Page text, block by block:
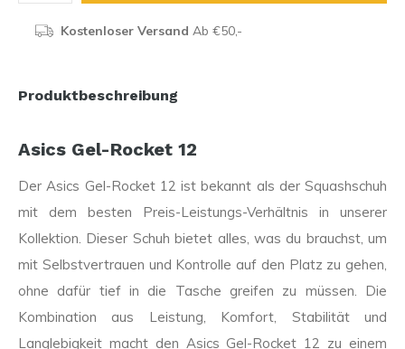
Kostenloser Versand Ab €50,-
Produktbeschreibung
Asics Gel-Rocket 12
Der Asics Gel-Rocket 12 ist bekannt als der Squashschuh
mit dem besten Preis-Leistungs-Verhältnis in unserer
Kollektion. Dieser Schuh bietet alles, was du brauchst, um
mit Selbstvertrauen und Kontrolle auf den Platz zu gehen,
ohne dafür tief in die Tasche greifen zu müssen. Die
Kombination aus Leistung, Komfort, Stabilität und
Langlebigkeit macht den Asics Gel-Rocket 12 zu einem